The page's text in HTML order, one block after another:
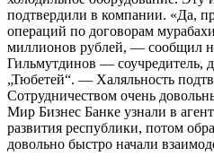
подтвердили в компании. «Да,
операций по договорам
миллионов рублей, — сообщил
Гильмутдинов — соучредитель,
„Тюбетей“. — Халяльность
Сотрудничеством очень
Мир Бизнес Банке узнали в
развития республики, потом
довольно быстро начали